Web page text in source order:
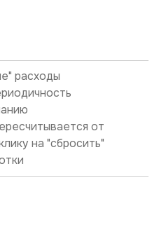
расходы
от
на "сбросить"